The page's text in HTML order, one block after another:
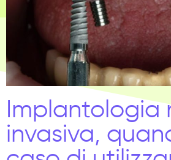
Implantologia
invasiva,